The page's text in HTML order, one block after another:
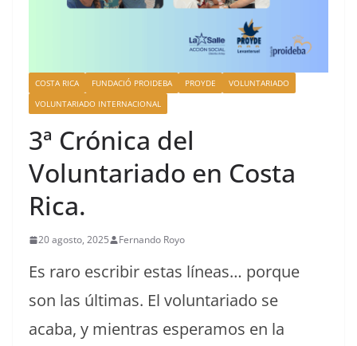
COSTA RICA FUNDACIÓ PROIDEBA PROYDE
VOLUNTARIADO
VOLUNTARIADO INTERNACIONAL
3ª Crónica del
Voluntariado en Costa
Rica.
20 agosto, 2025 Fernando Royo
Es raro escribir estas líneas… porque
son las últimas. El voluntariado se
acaba, y mientras esperamos en la